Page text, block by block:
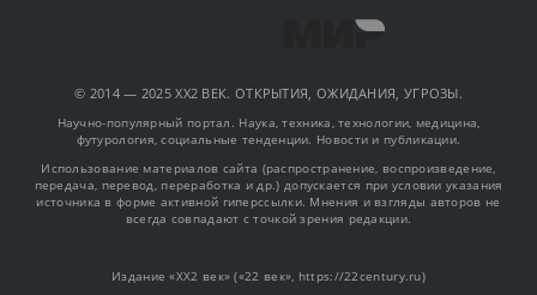
© 2014 — 2025 XX2 ВЕК. ОТКРЫТИЯ, ОЖИДАНИЯ, УГРОЗЫ.
Научно-популярный портал. Наука, техника, технологии, медицина,
футурология, социальные тенденции. Новости и публикации.
Использование материалов сайта (распространение, воспроизведение,
передача, перевод, переработка и др.) допускается при условии указания
источника в форме активной гиперссылки. Мнения и взгляды авторов не
всегда совпадают с точкой зрения редакции.
Издание «XX2 век» («22 век», https://22century.ru)